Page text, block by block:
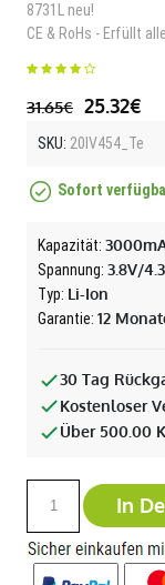
8731L neu!
CE & RoHs - Erfüllt
31.65€ 25.32€
SKU: 20IV454_Te
Sofort
Kapazität:
Spannung: 3.8V/
Typ: Li-Ion
Garantie: 12
30 Tag
Kostenloser
Über 500.00
In